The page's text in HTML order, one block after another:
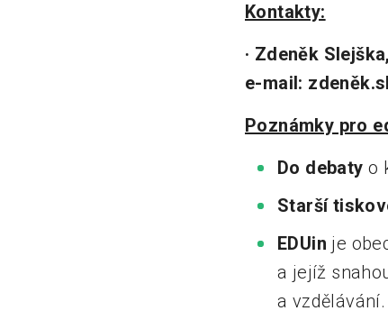
Kontakty:
· Zdeněk
e-mail:
Poznámky pro
Do debaty o
Starší
EDUin je
a jejíž
a